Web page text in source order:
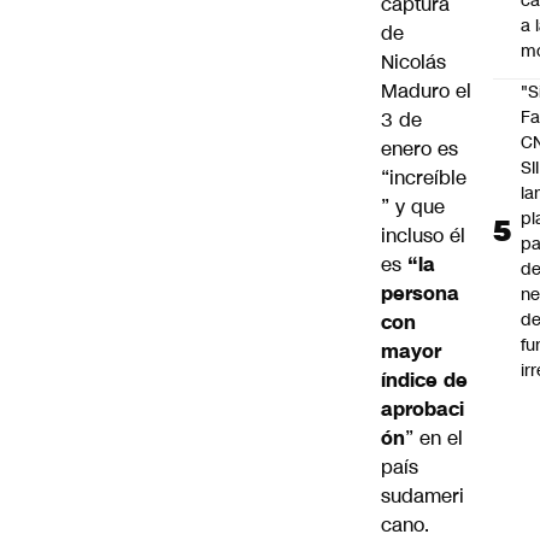
de
Nicolás
Maduro el
3 de
enero es
“increíble
” y que
incluso él
es “la
persona
con
mayor
índice de
aprobaci
ón” en el
país
sudameri
cano.
a
SII
de